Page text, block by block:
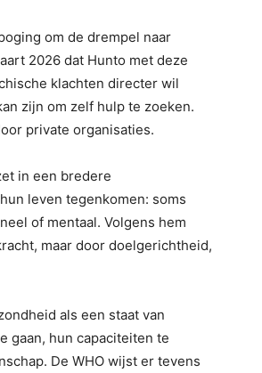
om de drempel naar
2026 dat Hunto met deze
klachten directer wil
zijn om zelf hulp te zoeken.
private organisaties.
in een bredere
leven tegenkomen: soms
of mentaal. Volgens hem
maar door doelgerichtheid,
als een staat van
gaan, hun capaciteiten te
De WHO wijst er tevens